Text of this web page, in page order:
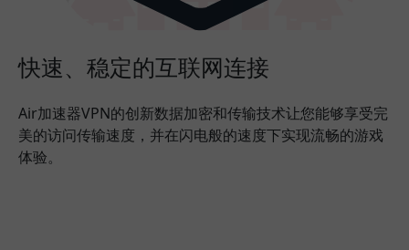
快速、稳定的互联网连接
Air加速器VPN的创新数据加密和传输技术让您能够享受完
美的访问传输速度，并在闪电般的速度下实现流畅的游戏
体验。